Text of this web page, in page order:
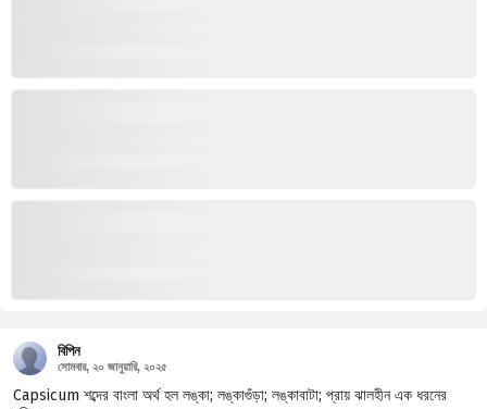
বিপিন
সোমবার, ২০ জানুয়ারি, ২০২৫
Capsicum শব্দের বাংলা অর্থ হল লঙ্কা; লঙ্কাগুঁড়া; লঙ্কাবাটা; প্রায় ঝালহীন এক ধরনের